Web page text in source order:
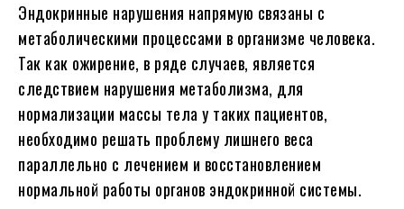
Эндокринные нарушения напрямую связаны с
метаболическими процессами в организме человека.
Так как ожирение, в ряде случаев, является
следствием нарушения метаболизма, для
нормализации массы тела у таких пациентов,
необходимо решать проблему лишнего веса
параллельно с лечением и восстановлением
нормальной работы органов эндокринной системы.